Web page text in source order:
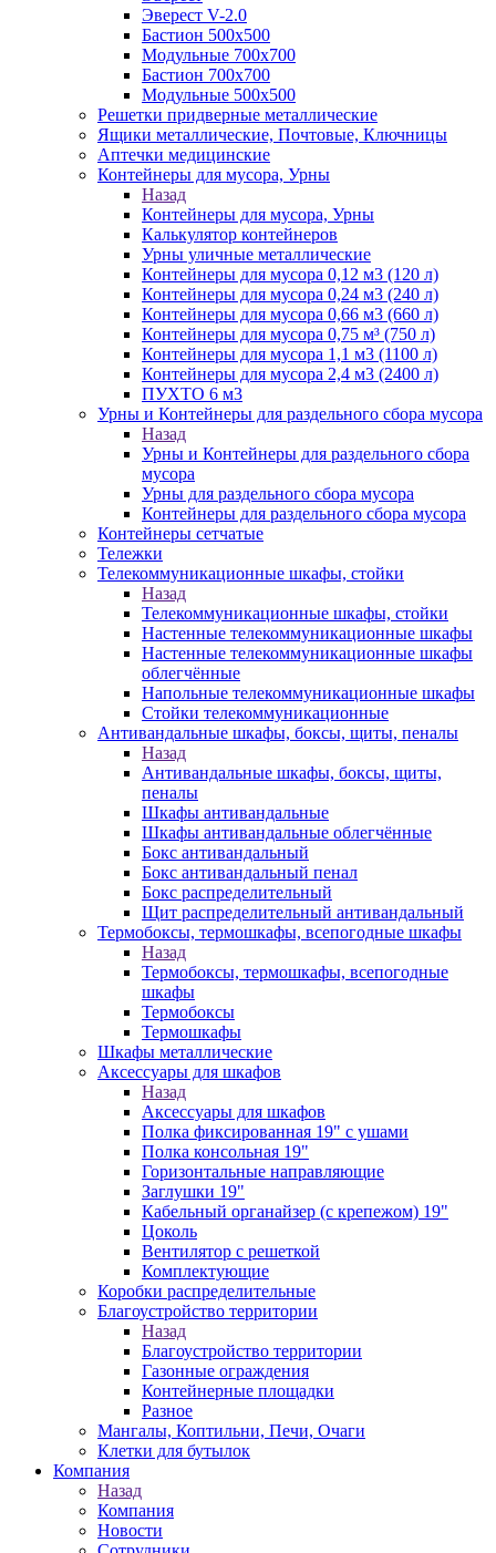
Эверест V-2.0
Бастион 500х500
Модульные 700х700
Бастион 700х700
Модульные 500х500
Решетки придверные металлические
Ящики металлические, Почтовые, Ключницы
Аптечки медицинские
Контейнеры для мусора, Урны
Назад
Контейнеры для мусора, Урны
Калькулятор контейнеров
Урны уличные металлические
Контейнеры для мусора 0,12 м3 (120 л)
Контейнеры для мусора 0,24 м3 (240 л)
Контейнеры для мусора 0,66 м3 (660 л)
Контейнеры для мусора 0,75 м³ (750 л)
Контейнеры для мусора 1,1 м3 (1100 л)
Контейнеры для мусора 2,4 м3 (2400 л)
ПУХТО 6 м3
Урны и Контейнеры для раздельного сбора мусора
Назад
Урны и Контейнеры для раздельного сбора
мусора
Урны для раздельного сбора мусора
Контейнеры для раздельного сбора мусора
Контейнеры сетчатые
Тележки
Телекоммуникационные шкафы, стойки
Назад
Телекоммуникационные шкафы, стойки
Настенные телекоммуникационные шкафы
Настенные телекоммуникационные шкафы
облегчённые
Напольные телекоммуникационные шкафы
Стойки телекоммуникационные
Антивандальные шкафы, боксы, щиты, пеналы
Назад
Антивандальные шкафы, боксы, щиты,
пеналы
Шкафы антивандальные
Шкафы антивандальные облегчённые
Бокс антивандальный
Бокс антивандальный пенал
Бокс распределительный
Щит распределительный антивандальный
Термобоксы, термошкафы, всепогодные шкафы
Назад
Термобоксы, термошкафы, всепогодные
шкафы
Термобоксы
Термошкафы
Шкафы металлические
Аксессуары для шкафов
Назад
Аксессуары для шкафов
Полка фиксированная 19" с ушами
Полка консольная 19"
Горизонтальные направляющие
Заглушки 19"
Кабельный органайзер (с крепежом) 19"
Цоколь
Вентилятор с решеткой
Комплектующие
Коробки распределительные
Благоустройство территории
Назад
Благоустройство территории
Газонные ограждения
Контейнерные площадки
Разное
Мангалы, Коптильни, Печи, Очаги
Клетки для бутылок
Компания
Назад
Компания
Новости